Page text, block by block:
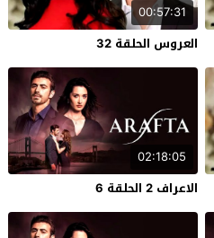
00:57:31
العروس الحلقة 32
02:18:05
الاعراف 2 الحلقة 6